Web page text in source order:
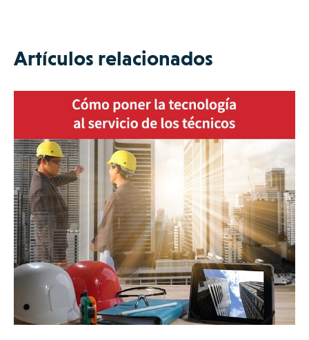
Artículos relacionados